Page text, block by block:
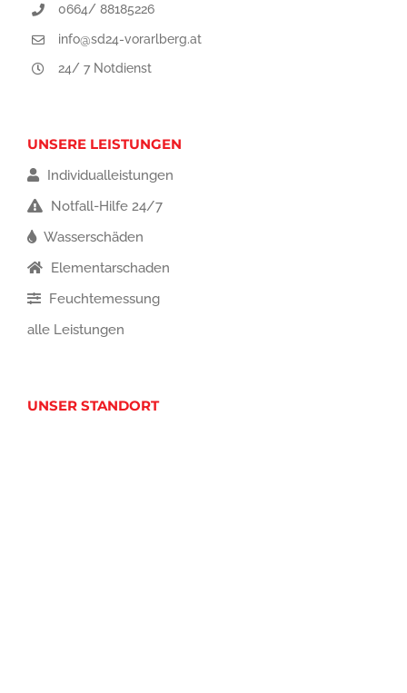
0664/ 88185226
info@sd24-vorarlberg.at
24/ 7 Notdienst
UNSERE LEISTUNGEN
Individualleistungen
Notfall-Hilfe 24/7
Wasserschäden
Elementarschaden
Feuchtemessung
alle Leistungen
UNSER STANDORT